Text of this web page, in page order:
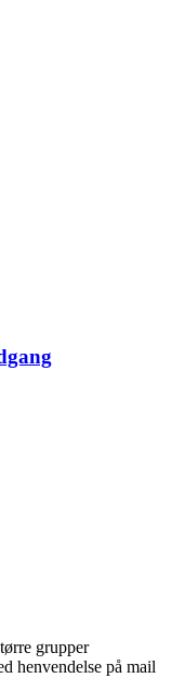
grupper
henvendelse på mail